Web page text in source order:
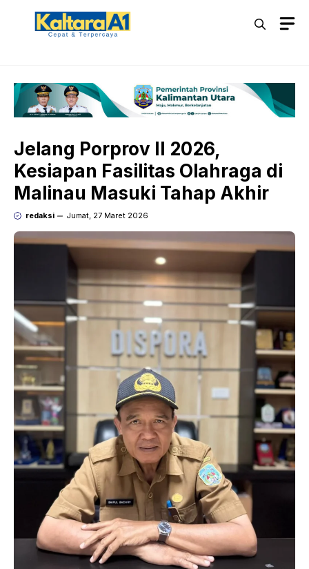
Langsung
Jelang Porprov II 2026,
Kesiapan Fasilitas Olahraga di
Malinau Masuki Tahap Akhir
redaksi Jumat, 27 Maret 2026